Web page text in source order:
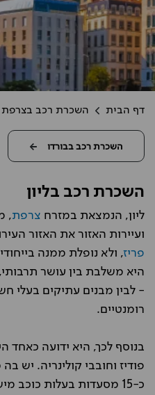
דף הבית השכרת רכב בצרפת
השכרת רכב בבורדו
השכרת רכב בליון
ליון, הנמצאת במזרח צרפת,
ועיירות האזור את האזור
פריז, ולא נופלת ממנה
היא משלבת בין עושר
- לבין מבנים עתיקים בעלי
רומנטיים.
בנוסף לכך, היא ידועה כאחד
כ-15 מסעדות בעלות כוכב